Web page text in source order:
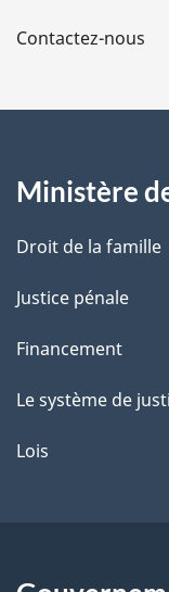
a
e
Contactez-nous
Ministère
Droit de la famille
Justice pénale
Financement
Le système de
Lois